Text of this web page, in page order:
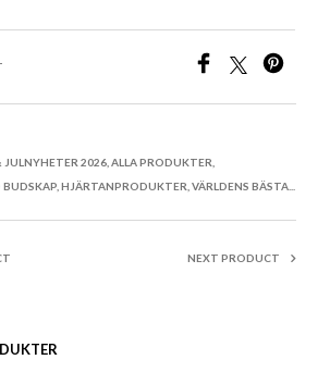
JULNYHETER 2026 ,ALLA PRODUKTER
,HJÄRTANPRODUKTER ,VÄRLDENS BÄSTA...
NEXT PRODUCT